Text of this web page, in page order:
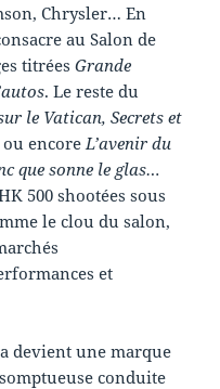
Chrysler… En
au Salon de
titréesGrande
. Le reste du
le Vatican, Secrets et
ou encore L’avenir du
que sonne le glas…
500 shootées sous
le clou du salon,
et
devient une marque
conduite